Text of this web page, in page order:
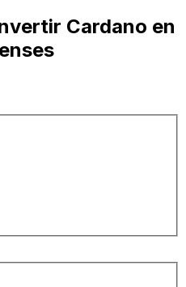
Cardano en